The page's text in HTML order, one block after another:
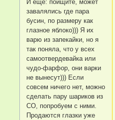
И еще: поищите, может
завалялись где пара
бусин, по размеру как
глазное яблоко))) Я их
варю из запекайки, но я
так поняла, что у всех
самоотвердевайка или
чудо-фарфор, они варки
не вынесут))) Если
совсем ничего нет, можно
сделать пару шариков из
СО, попробуем с ними.
Продаются глазки уже